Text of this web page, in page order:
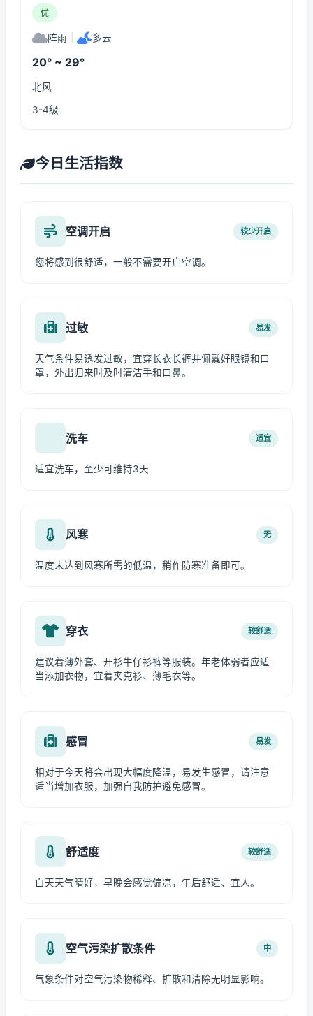
优
阵雨 多云
20° ~ 29°
北风
3-4级
今日生活指数
空调开启 较少开启
您将感到很舒适，一般不需要开启空调。
过敏 易发
天气条件易诱发过敏，宜穿长衣长裤并佩戴好眼镜和口
罩，外出归来时及时清洁手和口鼻。
洗车 适宜
适宜洗车，至少可维持3天
风寒 无
温度未达到风寒所需的低温，稍作防寒准备即可。
穿衣 较舒适
建议着薄外套、开衫牛仔衫裤等服装。年老体弱者应适
当添加衣物，宜着夹克衫、薄毛衣等。
感冒 易发
相对于今天将会出现大幅度降温，易发生感冒，请注意
适当增加衣服，加强自我防护避免感冒。
舒适度 较舒适
白天天气晴好，早晚会感觉偏凉，午后舒适、宜人。
空气污染扩散条件 中
气象条件对空气污染物稀释、扩散和清除无明显影响。